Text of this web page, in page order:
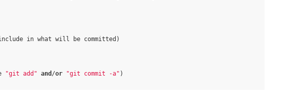
in what will be committed )
"git add" and /or "git commit -a" )